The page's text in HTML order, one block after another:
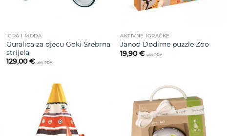
IGRA I MODA
Guralica za djecu Goki Srebrna
strijela
129,00€ uklj. PDV
AKTIVNE IGRAČKE
Janod Dodirne puzzle Zoo
19,90€ uklj. PDV
Dodajte
na listu
želja